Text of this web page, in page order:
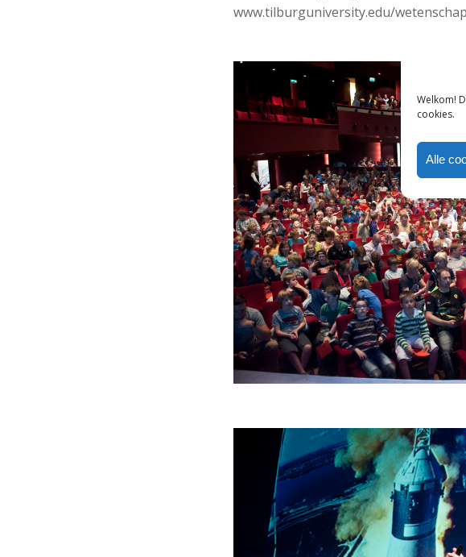
Welkom!
cookies.
Alle
www.tilburguniversity.edu/